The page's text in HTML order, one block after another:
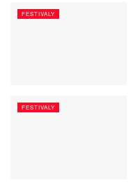
FESTIVALY
FESTIVALY